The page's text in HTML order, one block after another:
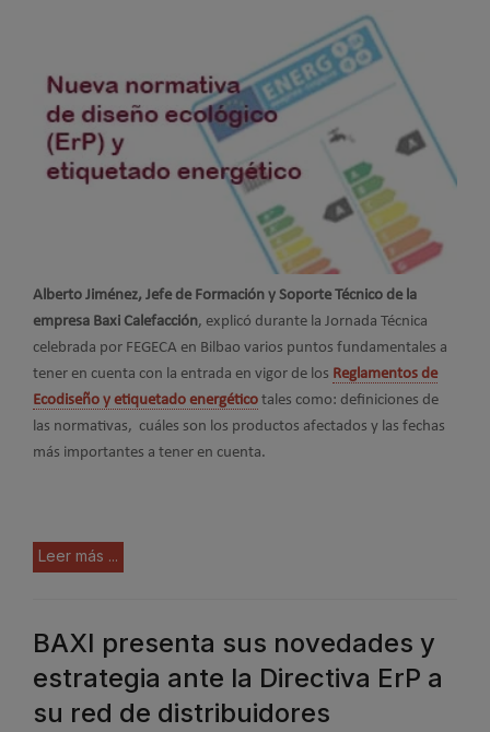
Alberto Jiménez, Jefe de Formación y Soporte Técnico de la
empresa Baxi Calefacción, explicó durante la Jornada Técnica
celebrada por FEGECA en Bilbao varios puntos fundamentales a
tener en cuenta con la entrada en vigor de los Reglamentos de
Ecodiseño y etiquetado energético tales como: definiciones de
las normativas, cuáles son los productos afectados y las fechas
más importantes a tener en cuenta.
Leer más ...
BAXI presenta sus novedades y
estrategia ante la Directiva ErP a
su red de distribuidores